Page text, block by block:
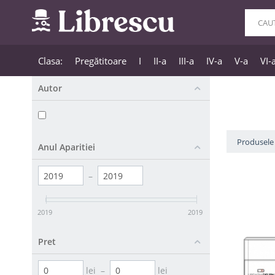
Clasa: Pregătitoare I II-a III-a IV-a V-a VI-
Autor
Anul Aparitiei
–
2019 2019
Pret
lei – lei